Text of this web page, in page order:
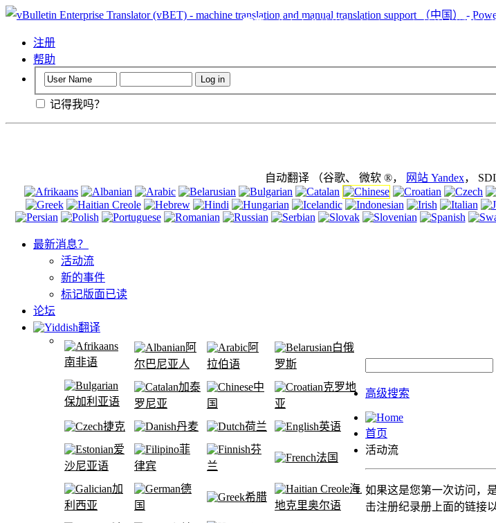
重要：此页面会使用Cookie (cookies). 使用本网站不
注册
帮助
记得我吗？
自动翻译 （谷歌、 微软 ®， 网站 Yandex，
最新消息？
活动流
新的事件
标记版面已读
论坛
翻译
南非语
阿
尔巴尼亚人
阿
拉伯语
白俄
罗斯
保加利亚语
加泰
罗尼亚
中
国
克罗地
亚
捷克
丹麦 荷兰
英语
爱
沙尼亚语
菲
律宾
芬
兰
法国
加
利西亚
德
国
希腊
海
地克里奥尔语
高级搜索
首页
活动流
如果这是您第一次访问，
击注册纪录册上面的链接